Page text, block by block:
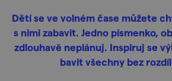
Dětí se ve volném čase můžete
s nimi zabavit. Jedno písmenko,
zdlouhavě neplánuj. Inspiruj se
bavit všechny bez